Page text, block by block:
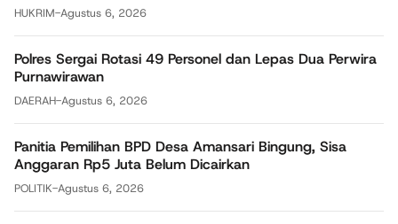
HUKRIM-Agustus 6, 2026
Polres Sergai Rotasi 49 Personel dan Lepas Dua Perwira
Purnawirawan
DAERAH-Agustus 6, 2026
Panitia Pemilihan BPD Desa Amansari Bingung, Sisa
Anggaran Rp5 Juta Belum Dicairkan
POLITIK-Agustus 6, 2026